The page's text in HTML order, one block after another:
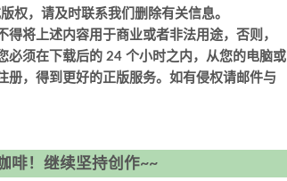
权，请及时联系我们删除有关信息。
将上述内容用于商业或者非法用途，否则，
必须在下载后的 24 个小时之内，从您的电脑或
，得到更好的正版服务。如有侵权请邮件与
啡！继续坚持创作~~